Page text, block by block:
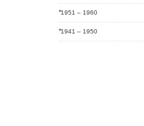
1951 – 1960
1941 – 1950